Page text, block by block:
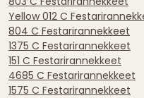
Yellow 012 C
804 C Festarirannekkeet
1375 C Festarirannekkeet
151 C Festarirannekkeet
4685 C Festarirannekkeet
1575 C Festarirannekkeet